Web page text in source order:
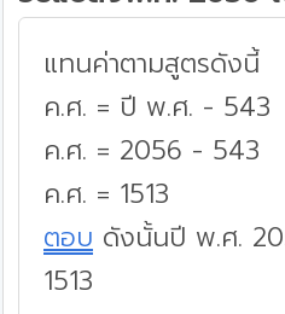
แทนค่าตามสูตรดังนี้
ค.ศ. = ปี พ.ศ. - 543
ค.ศ. = 2056 - 543
ค.ศ. = 1513
ตอบ ดังนั้นปี พ.ศ.
1513